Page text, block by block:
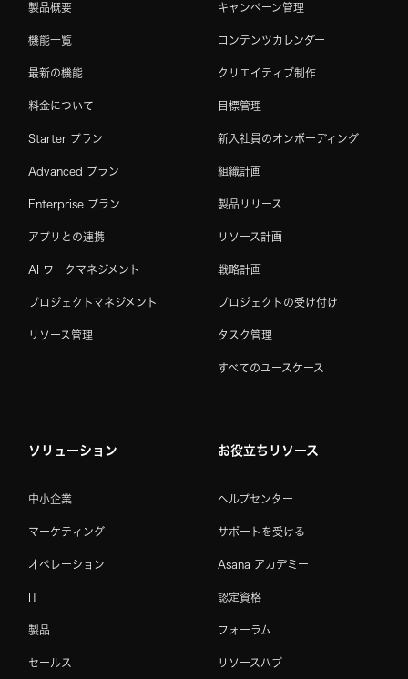
製品概要
機能一覧
最新の機能
料金について
Starter プラン
Advanced プラン
Enterprise プラン
アプリとの連携
AI ワークマネジメント
プロジェクトマネジメント
リソース管理
キャンペーン管理
コンテンツカレンダー
クリエイティブ制作
目標管理
新入社員のオンボーディング
組織計画
製品リリース
リソース計画
戦略計画
プロジェクトの受け付け
タスク管理
すべてのユースケース
ソリューション
中小企業
マーケティング
オペレーション
IT
製品
セールス
お役立ちリソース
ヘルプセンター
サポートを受ける
Asana アカデミー
認定資格
フォーラム
リソースハブ